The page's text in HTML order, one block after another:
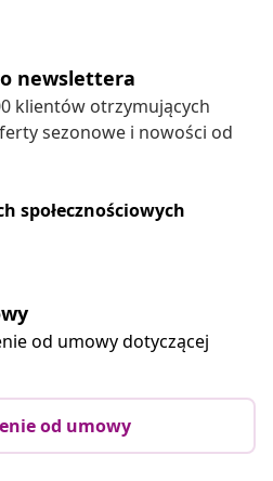
newslettera
klientów otrzymujących
sezonowe i nowości od
społecznościowych
od umowy dotyczącej
od umowy